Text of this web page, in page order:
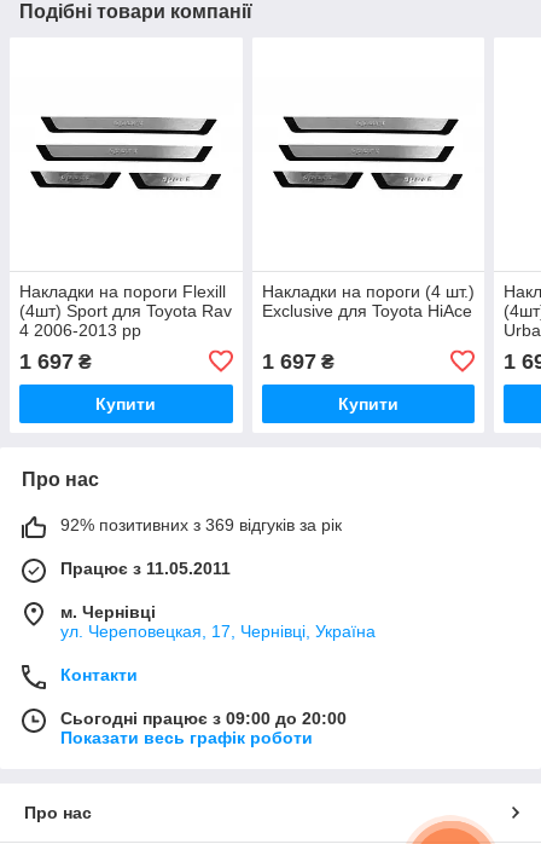
Подібні товари компанії
Накладки на пороги Flexill
(4шт) Sport для Toyota Rav
4 2006-2013 рр
1 697 ₴
Купити
Накладки на пороги (4 шт.)
Exclusive для Toyota HiAce
1 697₴
Купити
1
Про нас
92% позитивних з 369 відгуків за рік
Працює з 11.05.2011
м. Чернівці
ул. Череповецкая, 17, Чернівці, Україна
Контакти
Сьогодні працює з 09:00 до 20:00
Показати весь графік роботи
Про нас